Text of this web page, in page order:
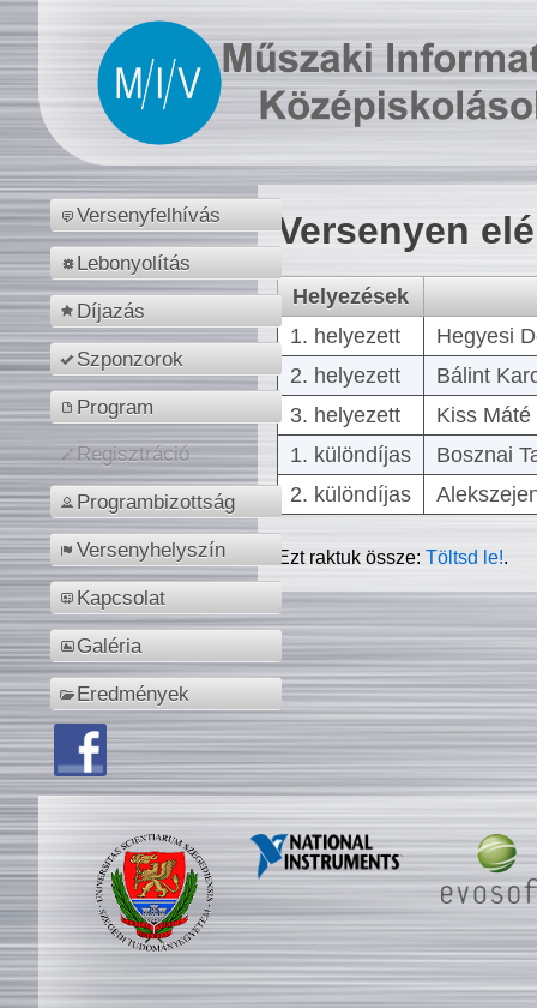
Versenyfelhívás
Lebonyolítás
Díjazás
Szponzorok
Program
Regisztráció
Programbizottság
Versenyhelyszín
Kapcsolat
Galéria
Eredmények
Versenyen
Helyezések
1. helyezett
Hegyesi
2. helyezett
Bálint
3. helyezett
Kiss
1. különdíjas
Bosznai
2. különdíjas
Ezt raktuk össze:Töltsd le!.